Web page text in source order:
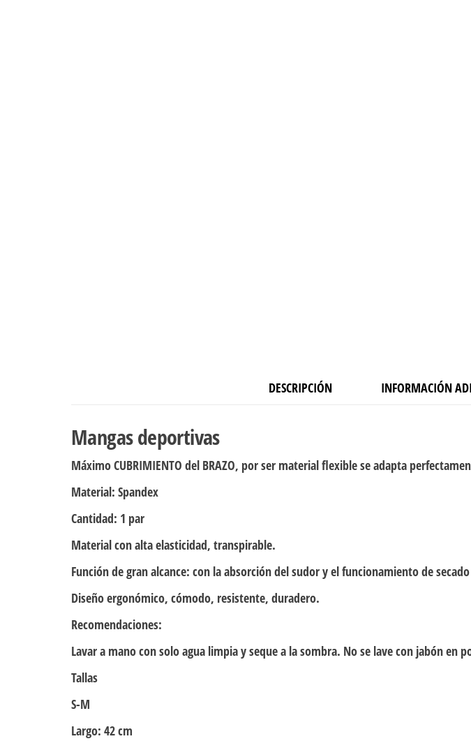
DESCRIPCIÓN INFORMACIÓN
Mangas deportivas
Máximo CUBRIMIENTO del BRAZO, por ser material flexible se adapta
Material: Spandex
Cantidad: 1 par
Material con alta elasticidad, transpirable.
Función de gran alcance: con la absorción del sudor y el funcionamiento de
Diseño ergonómico, cómodo, resistente, duradero.
Recomendaciones:
Lavar a mano con solo agua limpia y seque a la sombra. No se lave con jabón en
Tallas
S-M
Largo: 42 cm